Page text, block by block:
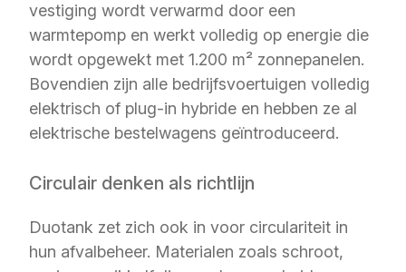
vestiging wordt verwarmd door een
warmtepomp en werkt volledig op energie die
wordt opgewekt met 1.200 m² zonnepanelen.
Bovendien zijn alle bedrijfsvoertuigen volledig
elektrisch of plug-in hybride en hebben ze al
elektrische bestelwagens geïntroduceerd.
Circulair denken als richtlijn
Duotank zet zich ook in voor circulariteit in
hun afvalbeheer. Materialen zoals schroot,